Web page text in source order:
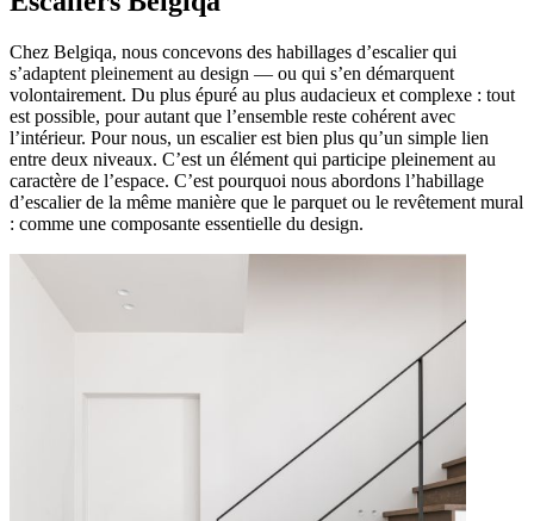
Chez Belgiqa, nous concevons des habillages d’escalier qui
s’adaptent pleinement au design — ou qui s’en démarquent
volontairement. Du plus épuré au plus audacieux et complexe : tout
est possible, pour autant que l’ensemble reste cohérent avec
l’intérieur. Pour nous, un escalier est bien plus qu’un simple lien
entre deux niveaux. C’est un élément qui participe pleinement au
caractère de l’espace. C’est pourquoi nous abordons l’habillage
d’escalier de la même manière que le parquet ou le revêtement mural
: comme une composante essentielle du design.